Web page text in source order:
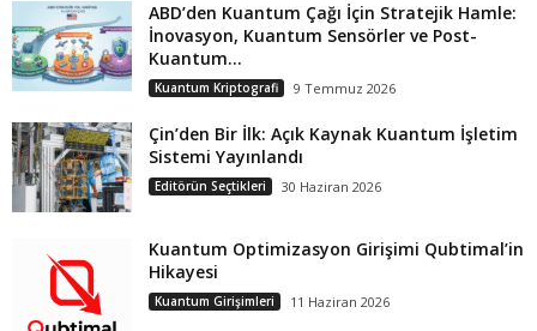
ABD’den Kuantum Çağı İçin Stratejik Hamle:
İnovasyon, Kuantum Sensörler ve Post-
Kuantum...
Kuantum Kriptografi 9 Temmuz 2026
Çin’den Bir İlk: Açık Kaynak Kuantum İşletim
Sistemi Yayınlandı
Editörün Seçtikleri 30 Haziran 2026
Kuantum Optimizasyon Girişimi Qubtimal’in
Hikayesi
Kuantum Girişimleri 11 Haziran 2026